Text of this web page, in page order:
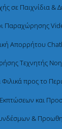
σε Παιχνίδια &
Παραχώρησης
Απορρήτου
Τεχνητής
προς το
Εκπτώσεων και
&